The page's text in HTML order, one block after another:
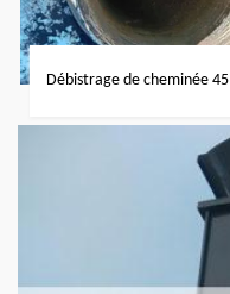
Débistrage de cheminée 45